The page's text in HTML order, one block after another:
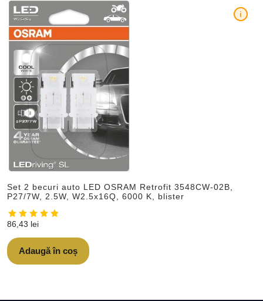
Set 2 becuri auto LED OSRAM Retrofit 3548CW-02B,
P27/7W, 2.5W, W2.5x16Q, 6000 K, blister
i
86,43 lei
Adaugă în coș